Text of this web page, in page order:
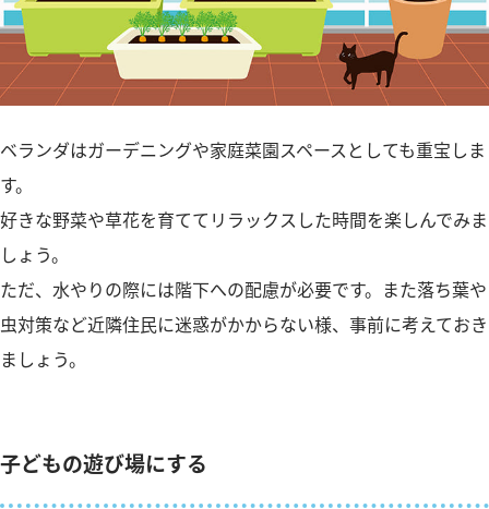
ベランダはガーデニングや家庭菜園スペースとしても重宝しま
す。
好きな野菜や草花を育ててリラックスした時間を楽しんでみま
しょう。
ただ、水やりの際には階下への配慮が必要です。また落ち葉や
虫対策など近隣住民に迷惑がかからない様、事前に考えておき
ましょう。
子どもの遊び場にする